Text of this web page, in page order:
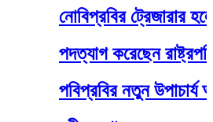
নোবিপ্রবির ট্রেজারার
পদত্যাগ করেছেন রাষ্ট্রপতি
পবিপ্রবির নতুন